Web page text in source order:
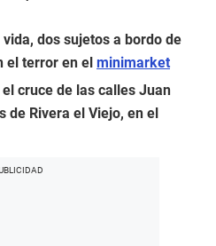
dos sujetos a bordo de
el terror en el minimarket
cruce de las calles Juan
de Rivera el Viejo, en el